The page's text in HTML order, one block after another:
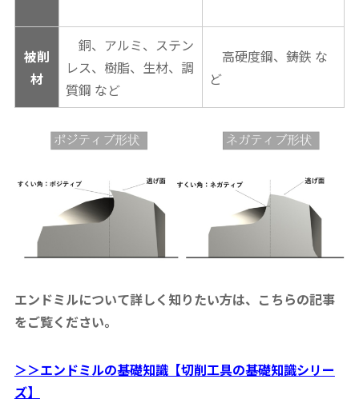
被削
材
銅、アルミ、ステン
レス、樹脂、生材、調
質鋼 など
高硬度鋼、鋳鉄 な
ど
エンドミルについて詳しく知りたい方は、こちらの記事
をご覧ください。
＞＞エンドミルの基礎知識【切削工具の基礎知識シリー
ズ】